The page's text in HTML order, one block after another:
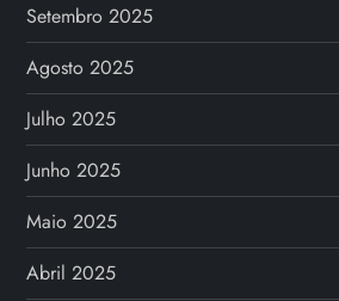
Setembro 2025
Agosto 2025
Julho 2025
Junho 2025
Maio 2025
Abril 2025